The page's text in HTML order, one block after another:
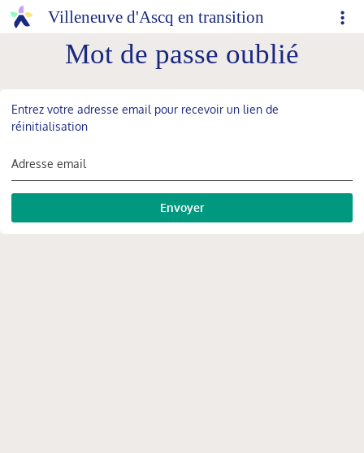
Villeneuve d'Ascq en transition
Mot de passe oublié
Entrez votre adresse email pour recevoir un lien de
réinitialisation
Adresse email
Envoyer